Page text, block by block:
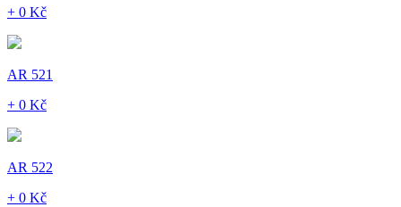
+ 0 Kč
AR 521
+ 0 Kč
AR 522
+ 0 Kč